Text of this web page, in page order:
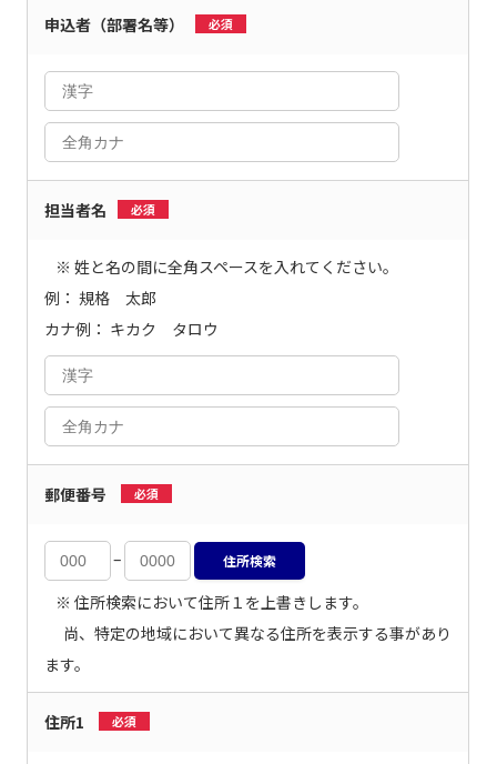
申込者 （部署名等） 必須
担当者名 必須
※ 姓と名の間に全角スペースを入れてください。
例： 規格 太郎
カナ例： キカク タロウ
郵便番号 必須
–
※ 住所検索において住所１を上書きします。
尚、特定の地域において異なる住所を表示する事があり
ます。
住所1 必須